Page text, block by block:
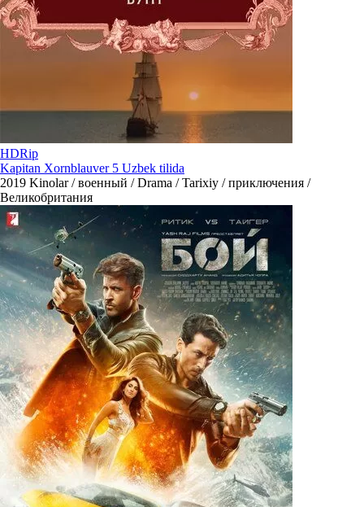
HDRip
Kapitan Xornblauver 5 Uzbek tilida
2019 Kinolar / военный / Drama / Tarixiy / приключения /
Великобритания